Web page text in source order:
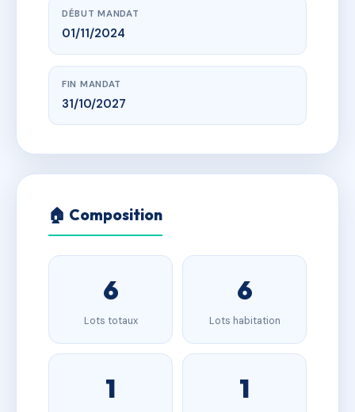
DÉBUT MANDAT
01/11/2024
FIN MANDAT
31/10/2027
🏠 Composition
6
Lots totaux
6
Lots habitation
1 1